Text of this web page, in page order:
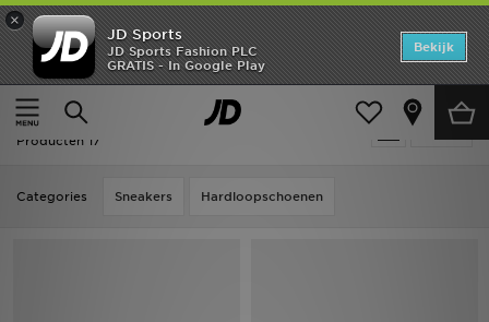
×
JD Sports
JD Sports Fashion PLC
GRATIS - In Google Play
Bekijk
Thuis
Dames Damesschoenen
Dames - Salomon Damesschoenen
Producten 17
Categories Sneakers Hardloopschoenen
Home
Offers
New In